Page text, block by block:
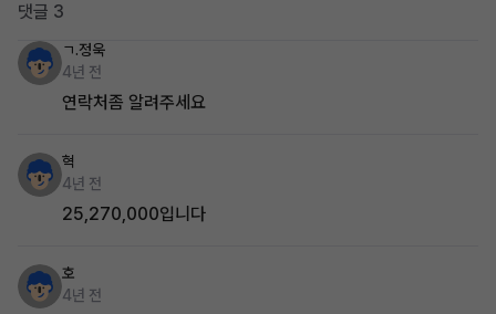
댓글 3
ㄱ.정욱
4년 전
연락처좀 알려주세요
혁
4년 전
25,270,000입니다
호
4년 전